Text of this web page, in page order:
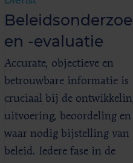
en -evaluatie
Accurate, objectieve en
betrouwbare informatie is
cruciaal bij de
uitvoering, beoordeling en
waar nodig bijstelling van
beleid. Iedere fase in de